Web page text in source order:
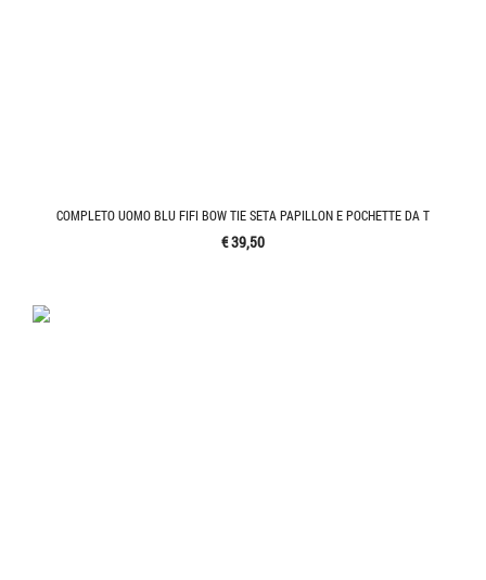
COMPLETO UOMO BLU FIFI BOW TIE SETA PAPILLON E POCHETTE DA T
€ 39,50